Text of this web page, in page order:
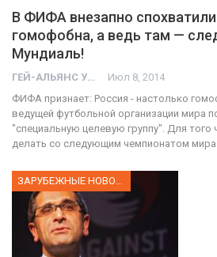
В ФИФА внезапно
гомофобна, а ведь там —
Мундиаль!
ГЕЙ-АЛЬЯНС УКРАИНА Июл 8, 2014
ФИФА признает: Россия - настолько
ведущей футбольной организации мира
"специальную целевую группу". Для
делать со следующим чемпионатом мира